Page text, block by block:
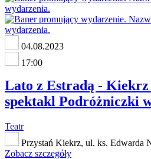
04.08.2023
17:00
Lato z Estradą - Kiekrz
spektakl Podróżniczki
Teatr
Przystań Kiekrz, ul. ks. Edwarda
Zobacz szczegóły